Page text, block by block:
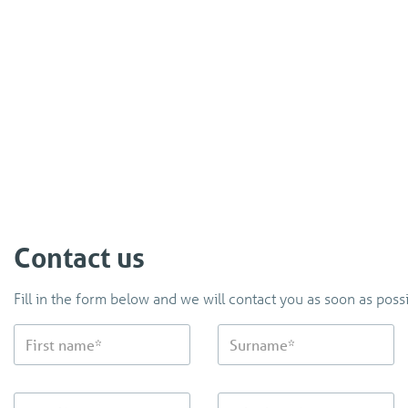
Contact us
Fill in the form below and we will contact you as soon as